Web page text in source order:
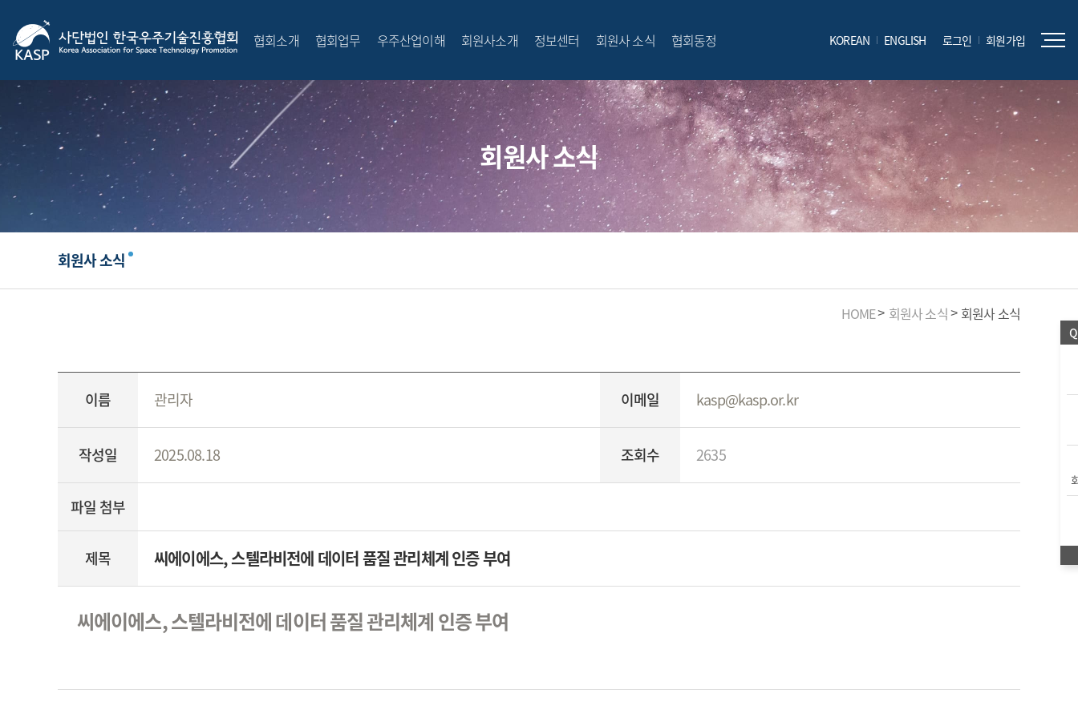
협회소개 협회업무 우주산업이해 회원사소개 정보센터 회원사 소식 협회동정 KOREAN ENGLISH 로그인 회원가입
전체메뉴
회원사 소식
회원사 소식
HOME 회원사 소식 회원사 소식
이름 관리자 이메일 kasp@kasp.or.kr
작성일 2025.08.18 조회수 2635
파일 첨부
제목 씨에이에스, 스텔라비전에 데이터 품질 관리체계 인증 부여
씨에이에스, 스텔라비전에 데이터 품질 관리체계 인증 부여